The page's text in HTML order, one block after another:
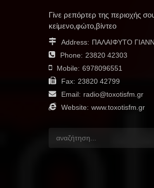
Γίνε ρεπόρτερ της περιοχής
κείμενο,φώτο,βίντεο
Address: ΠΑΛΑΙΦΥΤΟ
Phone: 23820 42303
Mobile: 6978096551
Fax: 23820 42799
Email: radio@toxotisfm.gr
Website: www.toxotisfm.gr